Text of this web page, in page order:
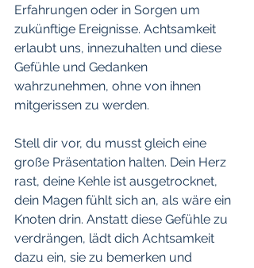
Erfahrungen oder in Sorgen um
zukünftige Ereignisse. Achtsamkeit
erlaubt uns, innezuhalten und diese
Gefühle und Gedanken
wahrzunehmen, ohne von ihnen
mitgerissen zu werden.
Stell dir vor, du musst gleich eine
große Präsentation halten. Dein Herz
rast, deine Kehle ist ausgetrocknet,
dein Magen fühlt sich an, als wäre ein
Knoten drin. Anstatt diese Gefühle zu
verdrängen, lädt dich Achtsamkeit
dazu ein, sie zu bemerken und